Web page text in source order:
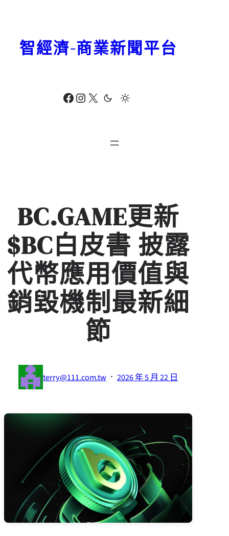
Facebook Instagram X
智經濟-商業新聞平台
BC.GAME更新
$BC白皮書 披露
代幣應用價值與
銷毀機制最新細
節
terry@111.com.tw · 2026 年 5 月 22 日